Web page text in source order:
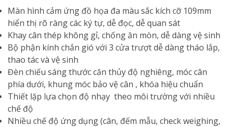
Màn hình cảm ứng đồ họa đa màu sắc kích cỡ 109mm
hiển thị rõ ràng các ký tự, dễ đọc, dễ quan sát
Khay cân thép không gỉ, chống ăn mòn, dễ dàng vệ sinh
Bộ phận kính chắn gió với 3 cửa trượt dễ dàng tháo lắp,
thao tác và vệ sinh
Đèn chiếu sáng thước căn thủy độ nghiêng, móc cân
phía dưới, khung móc bảo vệ cân , khóa hiệu chuẩn
Thiết lặp lựa chọn độ nhạy theo môi trường với nhiều
chế độ
Nhiều chế độ ứng dụng (cân, đếm mẫu, check weighing,